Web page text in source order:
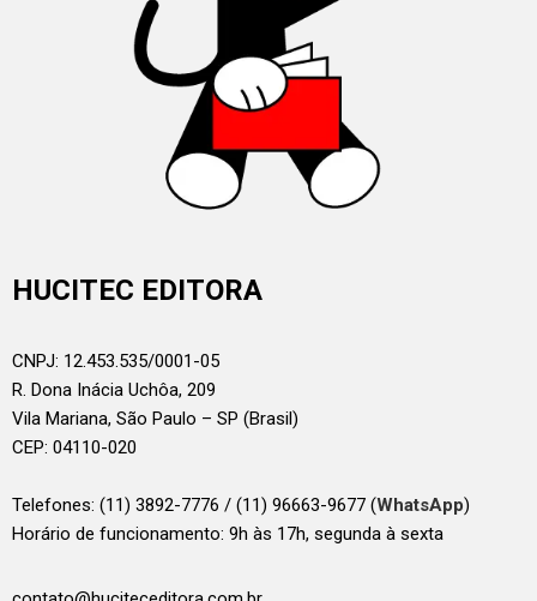
HUCITEC EDITORA
CNPJ: 12.453.535/0001-05
R. Dona Inácia Uchôa, 209
Vila Mariana, São Paulo – SP (Brasil)
CEP: 04110-020
Telefones: (11) 3892-7776 / (11) 96663-9677 (WhatsApp)
Horário de funcionamento: 9h às 17h, segunda à sexta